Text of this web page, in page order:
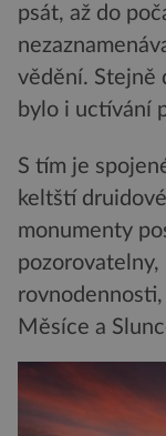
psát, až do
vědění. Stejně
bylo i uctívání
S tím je
keltští
monumenty
pozorovatelny,
Měsíce a